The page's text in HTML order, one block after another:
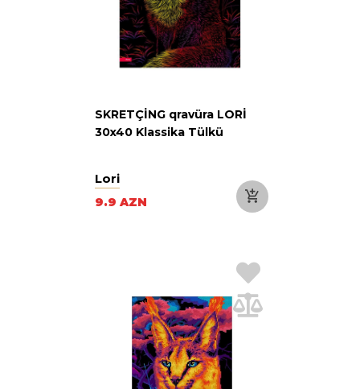
SKRETÇİNG qravüra LORİ
30x40 Klassika Tülkü
Lori
9.9 AZN